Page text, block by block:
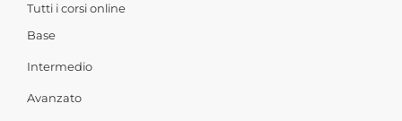
Tutti i corsi online
Base
Intermedio
Avanzato